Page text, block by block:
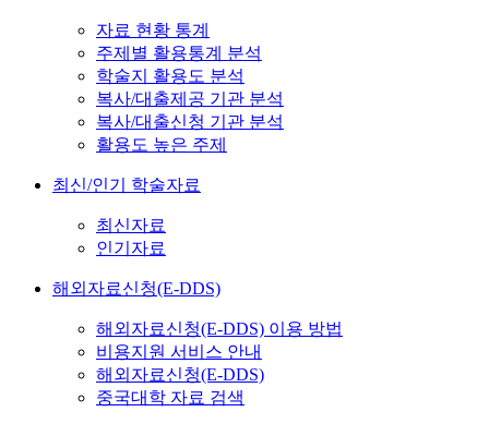
자료 현황 통계
주제별 활용통계 분석
학술지 활용도 분석
복사/대출제공 기관 분석
복사/대출신청 기관 분석
활용도 높은 주제
최신/인기 학술자료
최신자료
인기자료
해외자료신청(E-DDS)
해외자료신청(E-DDS) 이용 방법
비용지원 서비스 안내
해외자료신청(E-DDS)
중국대학 자료 검색